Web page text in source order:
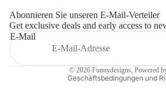
Abonnieren Sie unseren E-Mail-Verteiler
Get exclusive deals and early access to
E-Mail
© 2026 Funnydesigns, Powered
Geschäftsbedingungen und
AGB
Impressum